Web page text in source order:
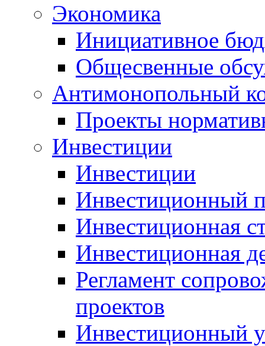
Экономика
Инициативное
Общесвенные
Антимонопольный
Проекты
Инвестиции
Инвестиции
Инвестиционный
Инвестиционная
Инвестиционная
Регламент
проектов
Инвестиционный